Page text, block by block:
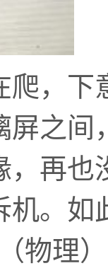
爬，
屏之
，再也
机。
物理